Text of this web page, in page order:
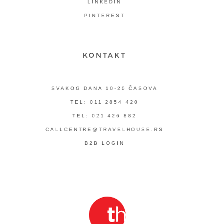
LINKEDIN
PINTEREST
KONTAKT
SVAKOG DANA 10-20 ČASOVA
TEL: 011 2854 420
TEL: 021 426 882
CALLCENTRE@TRAVELHOUSE.RS
B2B LOGIN